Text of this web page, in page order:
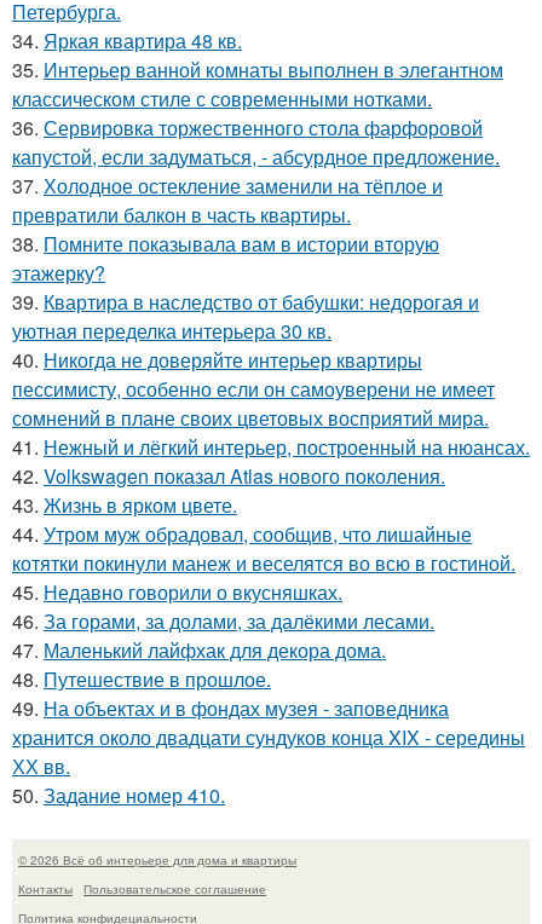
Петербурга.
34. Яркая квартира 48 кв.
35. Интерьер ванной комнаты выполнен в элегантном
классическом стиле с современными нотками.
36. Сервировка торжественного стола фарфоровой
капустой, если задуматься, - абсурдное предложение.
37. Холодное остекление заменили на тёплое и
превратили балкон в часть квартиры.
38. Помните показывала вам в истории вторую
этажерку?
39. Квартира в наследство от бабушки: недорогая и
уютная переделка интерьера 30 кв.
40. Никогда не доверяйте интерьер квартиры
пессимисту, особенно если он самоуверени не имеет
сомнений в плане своих цветовых восприятий мира.
41. Нежный и лёгкий интерьер, построенный на нюансах.
42. Volkswagen показал Atlas нового поколения.
43. Жизнь в ярком цвете.
44. Утром муж обрадовал, сообщив, что лишайные
котятки покинули манеж и веселятся во всю в гостиной.
45. Недавно говорили о вкусняшках.
46. За горами, за долами, за далёкими лесами.
47. Маленький лайфхак для декора дома.
48. Путешествие в прошлое.
49. На объектах и в фондах музея - заповедника
хранится около двадцати сундуков конца XIX - середины
ХХ вв.
50. Задание номер 410.
© 2026 Всё об интерьере для дома и квартиры
Контакты
Пользовательское соглашение
Политика конфидециальности